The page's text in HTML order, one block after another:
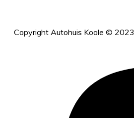
Copyright Autohuis Koole © 2023.